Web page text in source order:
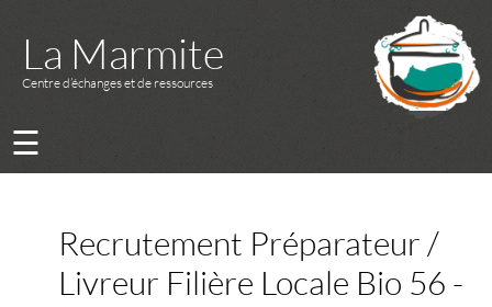
La Marmite
Centre d’échanges et de ressources
☰
Recrutement Préparateur /
Livreur Filière Locale Bio 56 -